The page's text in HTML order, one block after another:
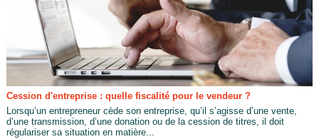
Cession d'entreprise : quelle fiscalité pour le vendeur ?
Lorsqu’un entrepreneur cède son entreprise, qu’il s’agisse d’une vente,
d’une transmission, d’une donation ou de la cession de titres, il doit
régulariser sa situation en matière...